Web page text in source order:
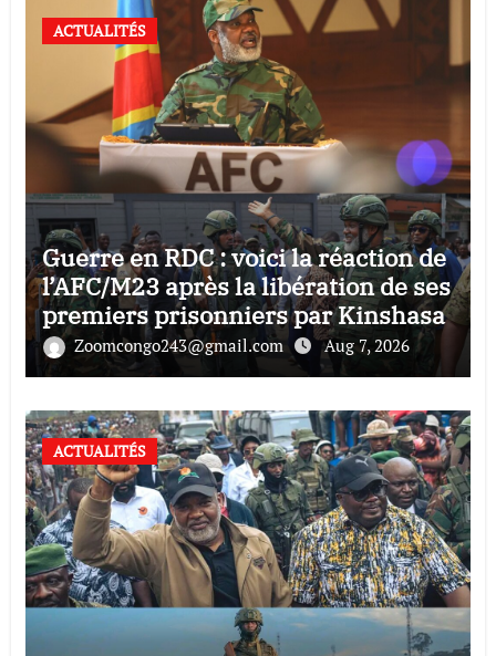
ACTUALITÉS
Guerre en RDC : voici la réaction de
l’AFC/M23 après la libération de ses
premiers prisonniers par Kinshasa
Zoomcongo243@gmail.com Aug 7, 2026
ACTUALITÉS